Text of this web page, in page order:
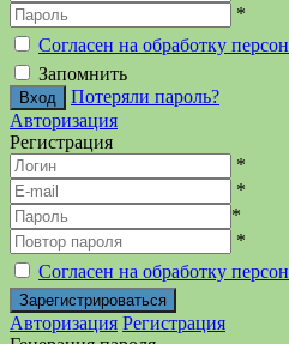
*
Согласен на обработку
Запомнить
Потеряли пароль?
Авторизация
Регистрация
*
*
*
*
Согласен на обработку
Авторизация Регистрация